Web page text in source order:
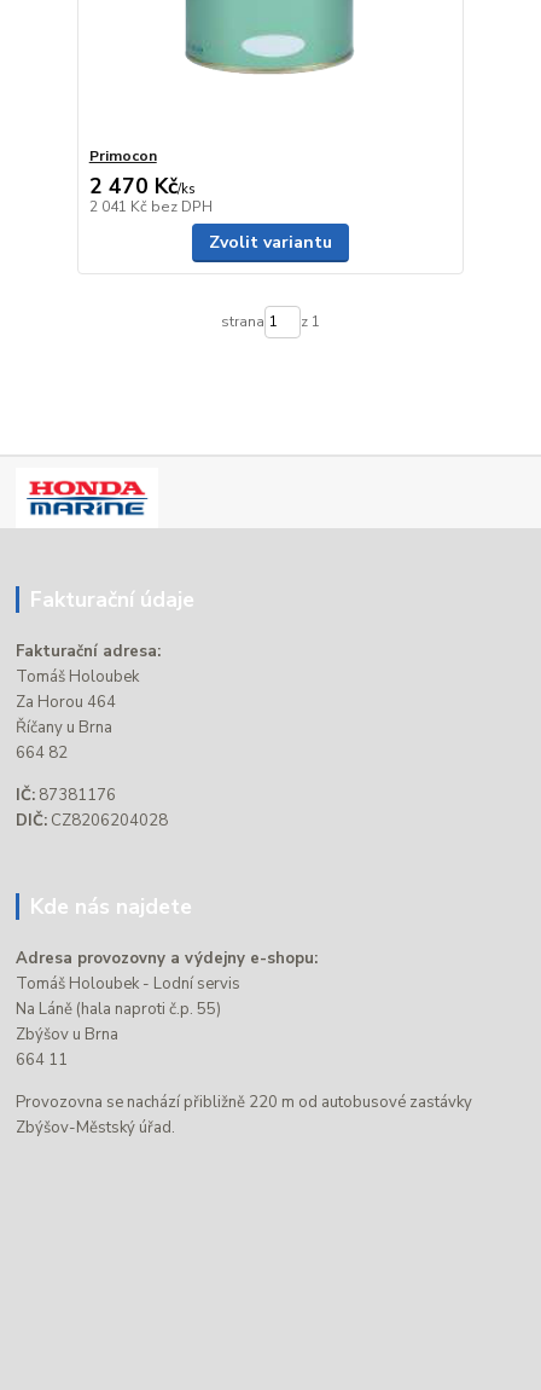
Primocon
2 470 Kč/ks
2 041 Kč bez DPH
Zvolit variantu
strana z 1
Fakturační údaje
Fakturační adresa:
Tomáš Holoubek
Za Horou 464
Říčany u Brna
664 82
IČ: 87381176
DIČ: CZ8206204028
Kde nás najdete
Adresa provozovny a výdejny e-shopu:
Tomáš Holoubek - Lodní servis
Na Láně (hala naproti č.p. 55)
Zbýšov u Brna
664 11
Provozovna se nachází přibližně 220 m od autobusové zastávky
Zbýšov-Městský úřad.